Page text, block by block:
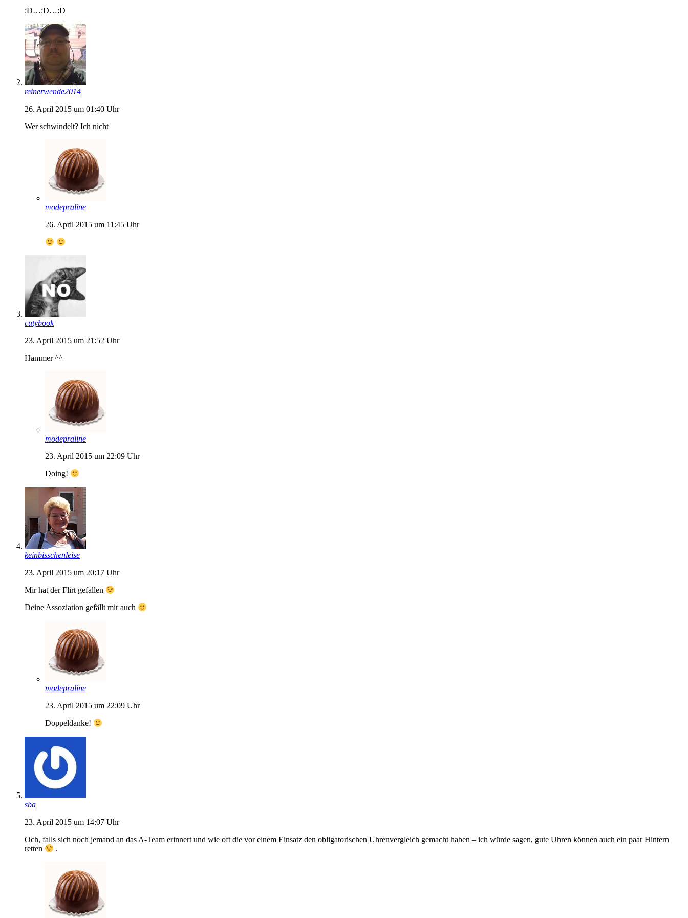
:D…:D…:D
reinerwende2014
26. April 2015 um 01:40 Uhr
Wer schwindelt? Ich nicht
modepraline
26. April 2015 um 11:45 Uhr
cutybook
23. April 2015 um 21:52 Uhr
Hammer ^^
modepraline
23. April 2015 um 22:09 Uhr
Doing!
keinbisschenleise
23. April 2015 um 20:17 Uhr
Mir hat der Flirt gefallen
Deine Assoziation gefällt mir auch
modepraline
23. April 2015 um 22:09 Uhr
Doppeldanke!
sba
23. April 2015 um 14:07 Uhr
Och, falls sich noch jemand an das A-Team erinnert und wie oft die vor einem Einsatz den obligatorischen Uhrenvergleich gemacht haben – ich würde sagen, gute Uhren können auch ein paar Hintern
retten
.